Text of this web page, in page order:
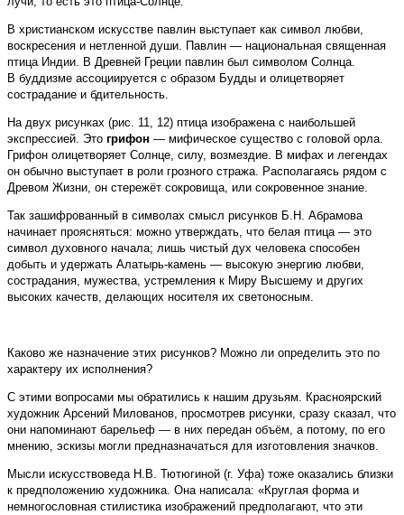
В христианском искусстве павлин выступает как символ любви,
воскресения и нетленной души. Павлин — национальная священная
птица Индии. В Древней Греции павлин был символом Солнца.
В буддизме ассоциируется с образом Будды и олицетворяет
сострадание и бдительность.
На двух рисунках (рис. 11, 12) птица изображена с наибольшей
экспрессией. Это грифон — мифическое существо с головой орла.
Грифон олицетворяет Солнце, силу, возмездие. В мифах и легендах
он обычно выступает в роли грозного стража. Располагаясь рядом с
Древом Жизни, он стережёт сокровища, или сокровенное знание.
Так зашифрованный в символах смысл рисунков Б.Н. Абрамова
начинает проясняться: можно утверждать, что белая птица — это
символ духовного начала; лишь чистый дух человека способен
добыть и удержать Алатырь-камень — высокую энергию любви,
сострадания, мужества, устремления к Миру Высшему и других
высоких качеств, делающих носителя их светоносным.
Каково же назначение этих рисунков? Можно ли определить это по
характеру их исполнения?
С этими вопросами мы обратились к нашим друзьям. Красноярский
художник Арсений Милованов, просмотрев рисунки, сразу сказал, что
они напоминают барельеф — в них передан объём, а потому, по его
мнению, эскизы могли предназначаться для изготовления значков.
Мысли искусствоведа Н.В. Тютюгиной (г. Уфа) тоже оказались близки
к предположению художника. Она написала: «Круглая форма и
немногословная стилистика изображений предполагают, что эти